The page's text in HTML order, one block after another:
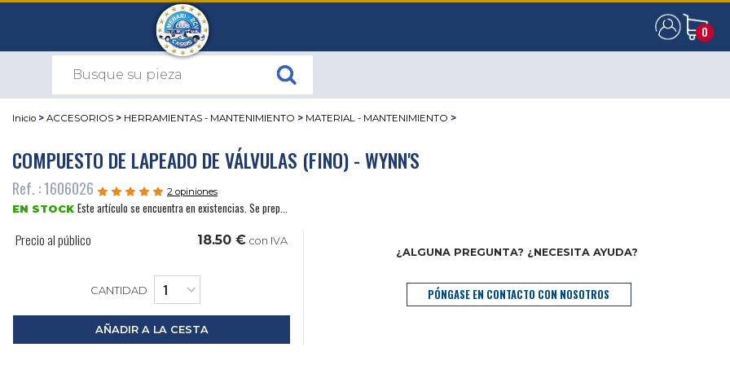
0
0
Inicio > ACCESORIOS > HERRAMIENTAS - MANTENIMIENTO > MATERIAL - MANTENIMIENTO >
COMPUESTO DE LAPEADO DE VÁLVULAS (FINO) - WYNN'S
Ref. : 1606026 2 opiniones
EN STOCK Este artículo se encuentra en existencias. Se prep...
Precio al público 18.50 € con IVA
CANTIDAD
AÑADIR A LA CESTA
¿ALGUNA PREGUNTA? ¿NECESITA AYUDA?
PÓNGASE EN CONTACTO CON NOSOTROS